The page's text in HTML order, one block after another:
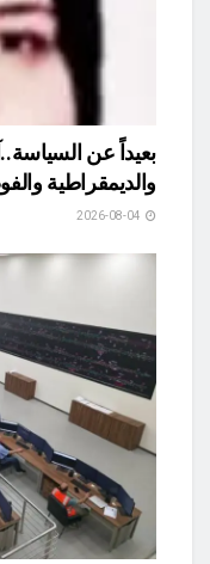
بعيداً عن
والديمقراطية